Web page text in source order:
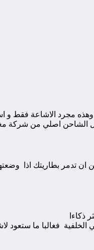
مجرد الاشاعة فقط و
فما من
تدمر بطاريتك اذا
ذكاءا
الخلفية فغالبا ما ستعود